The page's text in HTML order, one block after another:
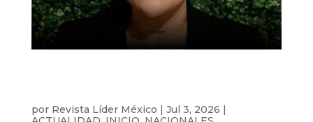
por Revista Líder México | Jul 3, 2026 |